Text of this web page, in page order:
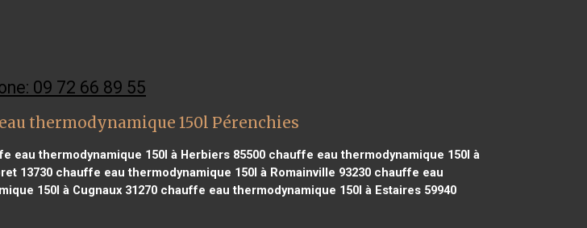
09 72 66 89 55
thermodynamique 150l Pérenchies
eau thermodynamique 150l à Herbiers 85500chauffe eau thermodynamique 150l à
13730 chauffe eau thermodynamique 150l à Romainville 93230 chauffe eau
150l à Cugnaux 31270 chauffe eau thermodynamique 150l à Estaires 59940